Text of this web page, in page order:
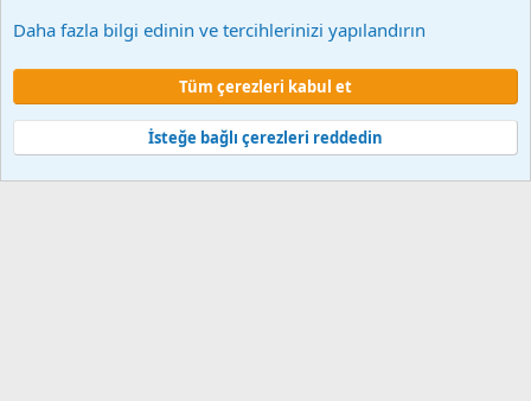
Çerezler
Şartlar ve kurallar
Gizlilik politikası Yardım Ana sayfa
Community platform by XenForo © 2010-2024 XenForo Ltd.
Türkçe yama 🇹🇷 [XGT] Yazılım ve web hizmetleri 2014-2024
Daha fazla bilgi edinin ve tercihlerinizi yapılandırın
Tüm çerezleri kabul et
İsteğe bağlı çerezleri reddedin